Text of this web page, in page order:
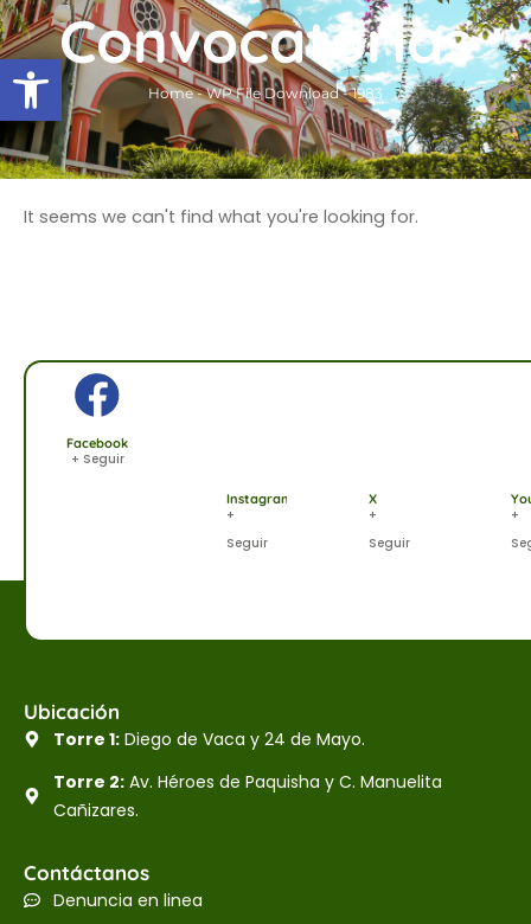
Abrir barra de herramientas
Ir
al
contenidoConvocatorias
Home-WP File Download-1983
It seems we can't find what you're looking for.
Facebook
+ Seguir
Instagram
+
Seguir
X
+
Seguir
+
Ubicación
Torre 1:Diego de Vaca y 24 de Mayo.
Torre 2:Av. Héroes de Paquisha y C. Manuelita
Cañizares.
Contáctanos
Denuncia en linea